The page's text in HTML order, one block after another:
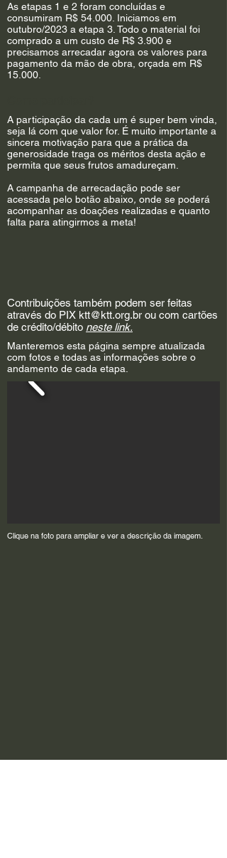
As etapas 1 e 2 foram concluídas e
consumiram R$ 54.000. Iniciamos em
outubro/2023 a etapa 3. Todo o material foi
comprado a um custo de R$ 3.900 e
precisamos arrecadar agora os valores para
pagamento da mão de obra, orçada em R$
15.000.
A participação da cada um é super bem vinda,
seja lá com que valor for. É muito importante a
sincera motivação para que a prática da
generosidade traga os méritos desta ação e
permita que seus frutos amadureçam.
A campanha de arrecadação pode ser
acessada pelo botão abaixo, onde se poderá
acompanhar as doações realizadas e quanto
falta para atingirmos a meta!
Contribuições também podem ser feitas
através do PIX ktt@ktt.org.br ou com cartões
de crédito/débito neste link.
Manteremos esta página sempre atualizada
com fotos e todas as informações sobre o
andamento de cada etapa.
Clique na foto para ampliar e ver a descrição da imagem.